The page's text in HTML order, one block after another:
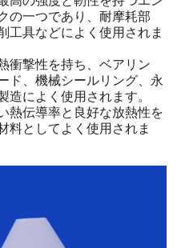
の一つであり、耐摩耗部
工具などによく使用されま
衝撃性を持ち、ベアリン
ド、機械シールリング、永
によく使用されます。
熱伝導率と良好な放熱性を
料としてよく使用されま